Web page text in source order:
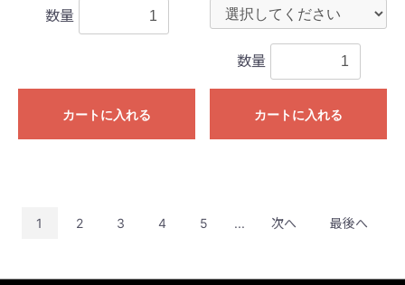
数量
カートに入れる
数量
カートに入れる
1 2 3 4 5 ... 次へ 最後へ